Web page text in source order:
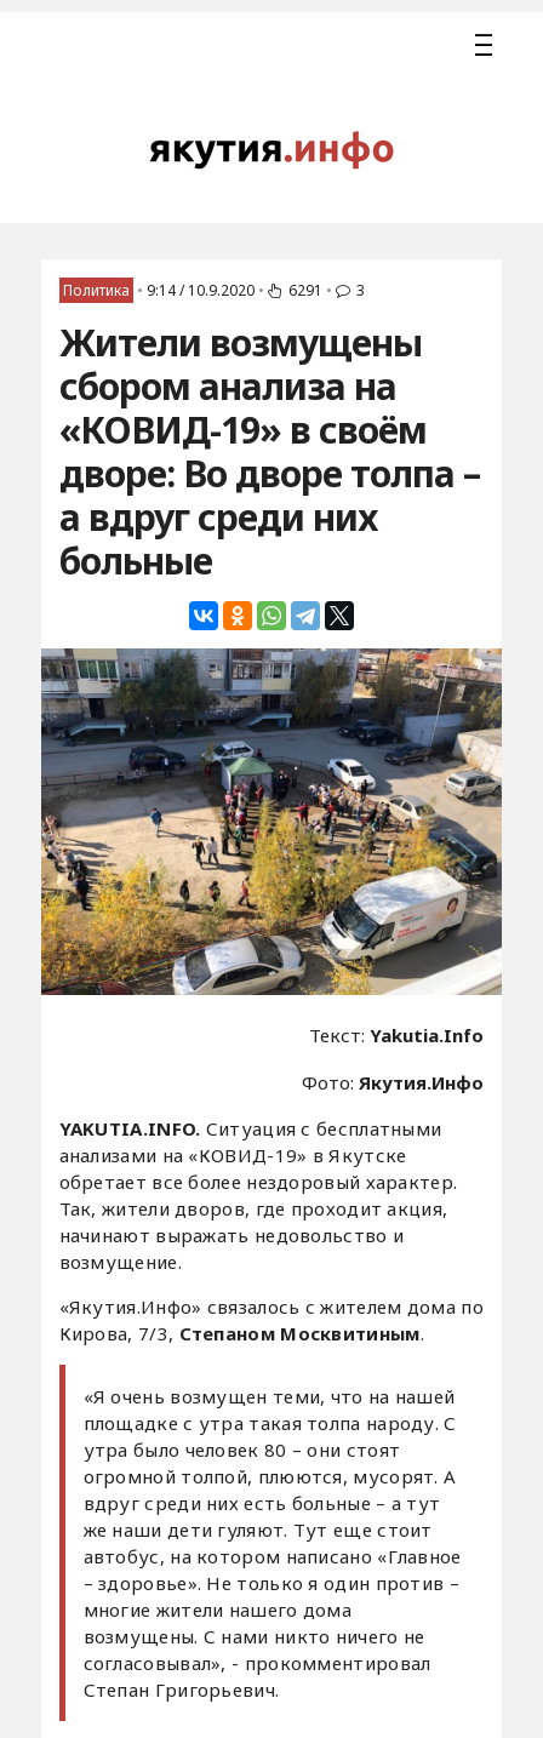
Политика • 9:14 / 10.9.2020 • 6291 • 3
Жители возмущены
сбором анализа на
«КОВИД-19» в своём
дворе: Во дворе толпа –
а вдруг среди них
больные
Текст:Yakutia.Info
Фото: Якутия.Инфо
YAKUTIA.INFO. Ситуация с бесплатными
анализами на «КОВИД-19» в Якутске
обретает все более нездоровый характер.
Так, жители дворов, где проходит акция,
начинают выражать недовольство и
возмущение.
«Якутия.Инфо» связалось с жителем дома по
Кирова, 7/3, Степаном Москвитиным.
«Я очень возмущен теми, что на нашей
площадке с утра такая толпа народу. С
утра было человек 80 – они стоят
огромной толпой, плюются, мусорят. А
вдруг среди них есть больные – а тут
же наши дети гуляют. Тут еще стоит
автобус, на котором написано «Главное
– здоровье». Не только я один против –
многие жители нашего дома
возмущены. С нами никто ничего не
согласовывал», - прокомментировал
Степан Григорьевич.